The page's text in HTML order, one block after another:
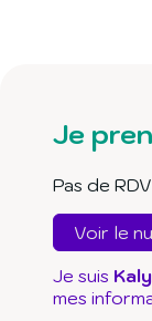
Je
Pas de
Voir le
Je suis
mes